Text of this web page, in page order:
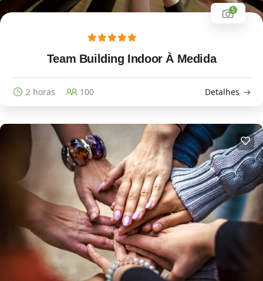
5
Team Building Indoor À Medida
2 horas 100 Detalhes